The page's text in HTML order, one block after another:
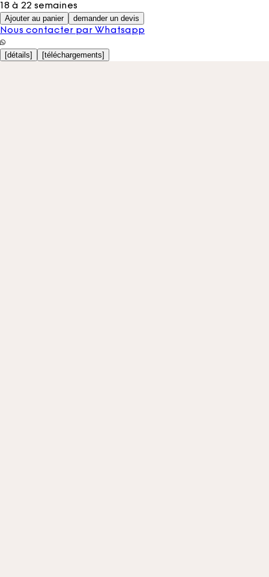
18 à 22 semaines
Ajouter au panier demander un devis
Nous contacter par Whatsapp
[détails] [téléchargements]